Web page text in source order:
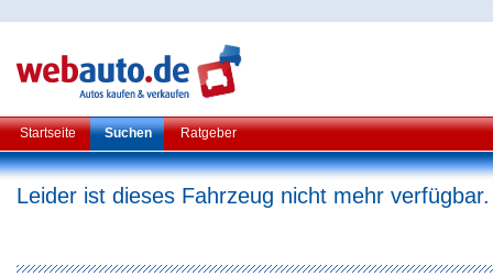
Startseite Suchen Ratgeber
Leider ist dieses Fahrzeug nicht mehr verfügbar.